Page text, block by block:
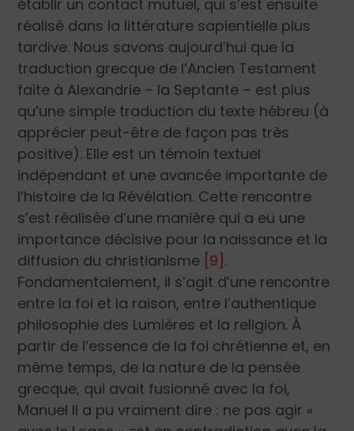
établir un contact mutuel, qui s’est ensuite
réalisé dans la littérature sapientielle plus
tardive. Nous savons aujourd’hui que la
traduction grecque de l’Ancien Testament
faite à Alexandrie – la Septante – est plus
qu’une simple traduction du texte hébreu (à
apprécier peut-être de façon pas très
positive). Elle est un témoin textuel
indépendant et une avancée importante de
l’histoire de la Révélation. Cette rencontre
s’est réalisée d’une manière qui a eu une
importance décisive pour la naissance et la
diffusion du christianisme [9] .
Fondamentalement, il s’agit d’une rencontre
entre la foi et la raison, entre l’authentique
philosophie des Lumières et la religion. À
partir de l’essence de la foi chrétienne et, en
même temps, de la nature de la pensée
grecque, qui avait fusionné avec la foi,
Manuel II a pu vraiment dire : ne pas agir «